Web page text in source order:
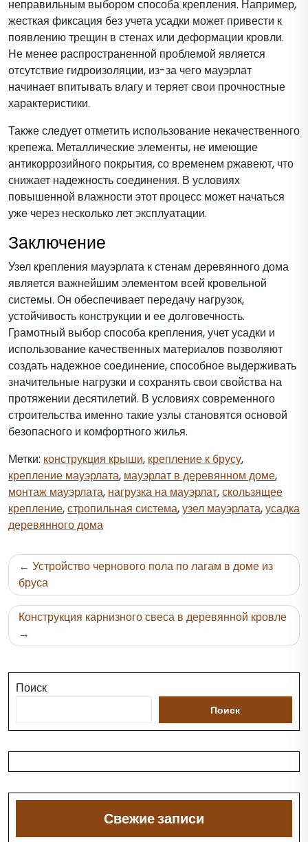
неправильным выбором способа крепления. Например,
жесткая фиксация без учета усадки может привести к
появлению трещин в стенах или деформации кровли.
Не менее распространенной проблемой является
отсутствие гидроизоляции, из-за чего мауэрлат
начинает впитывать влагу и теряет свои прочностные
характеристики.
Также следует отметить использование некачественного
крепежа. Металлические элементы, не имеющие
антикоррозийного покрытия, со временем ржавеют, что
снижает надежность соединения. В условиях
повышенной влажности этот процесс может начаться
уже через несколько лет эксплуатации.
Заключение
Узел крепления мауэрлата к стенам деревянного дома
является важнейшим элементом всей кровельной
системы. Он обеспечивает передачу нагрузок,
устойчивость конструкции и ее долговечность.
Грамотный выбор способа крепления, учет усадки и
использование качественных материалов позволяют
создать надежное соединение, способное выдерживать
значительные нагрузки и сохранять свои свойства на
протяжении десятилетий. В условиях современного
строительства именно такие узлы становятся основой
безопасного и комфортного жилья.
Метки: конструкция крыши, крепление к брусу,
крепление мауэрлата, мауэрлат в деревянном доме,
монтаж мауэрлата, нагрузка на мауэрлат,скользящее
крепление,стропильная система,узел мауэрлата,усадка
деревянного дома
Навигация
по
записям
Устройство чернового пола по лагам в доме из
бруса
Конструкция карнизного свеса в деревянной кровле
Поиск
Поиск
Свежие записи